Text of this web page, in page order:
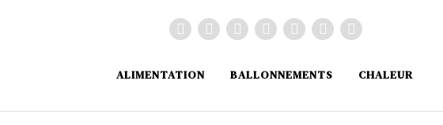
ALIMENTATION BALLONNEMENTS CHALEUR